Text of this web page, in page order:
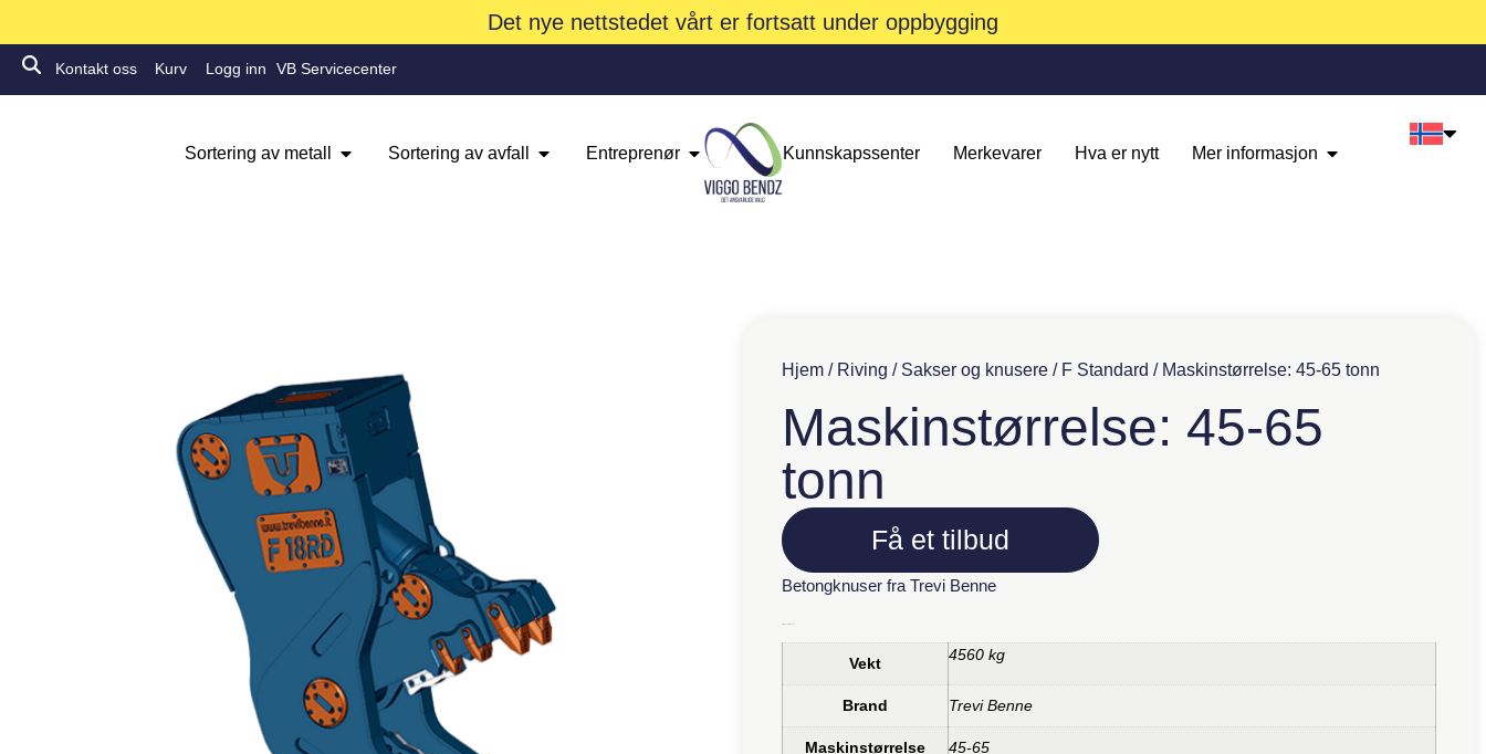
Det nye nettstedet vårt er fortsatt under oppbygging
Kontakt oss Kurv Logg inn VB Servicecenter
Sortering av metall Sortering av avfall Entreprenør Kunnskapssenter Merkevarer Hva er nytt Mer informasjon
Hjem / Riving / Sakser og knusere / F Standard / Maskinstørrelse: 45-65 tonn
Maskinstørrelse: 45-65
tonn
Få et tilbud
Betongknuser fra Trevi Benne
Vekt 4560 kg
Brand Trevi Benne
Maskinstørrelse 45-65